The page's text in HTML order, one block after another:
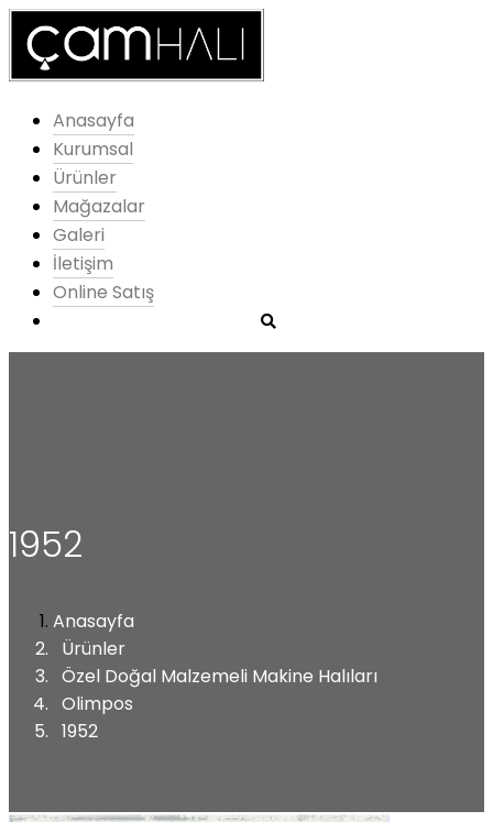
Anasayfa
Kurumsal
Ürünler
Mağazalar
Galeri
İletişim
Online Satış
1952
Anasayfa
Ürünler
Özel Doğal Malzemeli Makine Halıları
Olimpos
1952